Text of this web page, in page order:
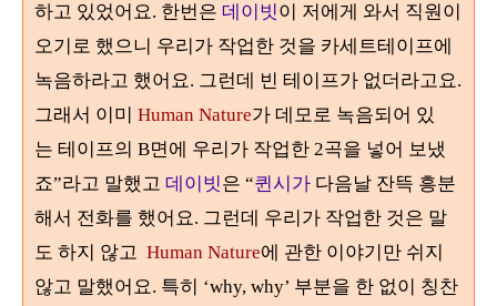
하고 있었어요. 한번은 데이빗이 저에게 와서 직원이
오기로 했으니 우리가 작업한 것을 카세트테이프에
녹음하라고 했어요. 그런데 빈 테이프가 없더라고요.
그래서 이미 Human Nature가 데모로 녹음되어 있
는 테이프의 B면에 우리가 작업한 2곡을 넣어 보냈
죠”라고 말했고 데이빗은 “퀸시가 다음날 잔뜩 흥분
해서 전화를 했어요. 그런데 우리가 작업한 것은 말
도 하지 않고 Human Nature에 관한 이야기만 쉬지
않고 말했어요. 특히 ‘why, why’ 부분을 한 없이 칭찬